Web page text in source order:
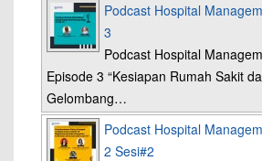
Podcast Hospital
3
Podcast Hospital
Episode 3 “Kesiapan Rumah Sakit
Gelombang…
Podcast Hospital
2 Sesi#2